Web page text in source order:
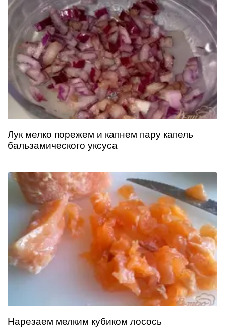
Лук мелко порежем и капнем пару капель
бальзамического уксуса
Нарезаем мелким кубиком лосось